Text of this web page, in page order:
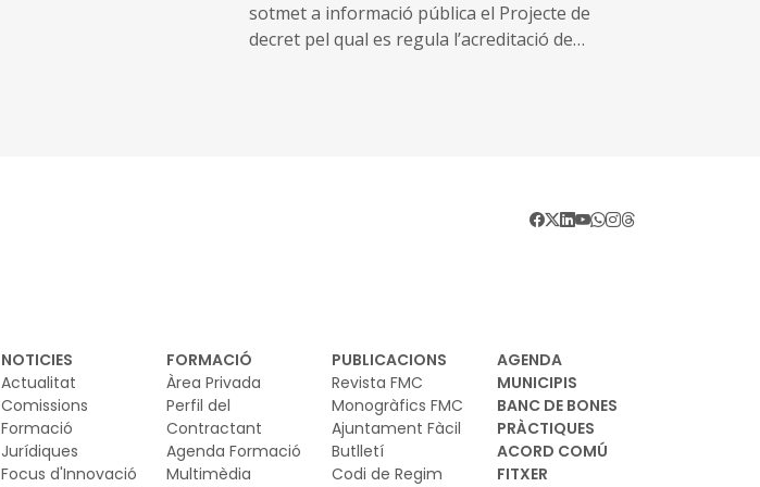
conseqüència de la Depressió Aïllada en Nivells
Alts (DANA) que ha afectat àmplies zones de la
sotmet a informació pública el Projecte de
decret pel qual es regula l’acreditació de
NOTICIES
Actualitat
Comissions
Formació
Jurídiques
Focus d'Innovació
FORMACIÓ
Àrea Privada
Perfil del
Contractant
Agenda Formació
Multimèdia
PUBLICACIONS
Revista FMC
Monogràfics FMC
Ajuntament Fàcil
Butlletí
Codi de Regim
AGENDA
MUNICIPIS
BANC DE BONES
PRÀCTIQUES
ACORD COMÚ
FITXER